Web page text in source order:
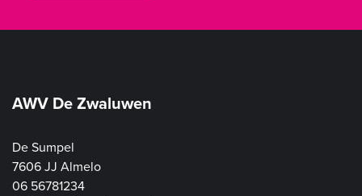
AWV De Zwaluwen
De Sumpel
7606 JJ Almelo
06 56781234